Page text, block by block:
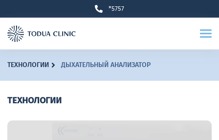
*5757
ТЕХНОЛОГИИ ДЫХАТЕЛЬНЫЙ АНАЛИЗАТОР
ТЕХНОЛОГИИ